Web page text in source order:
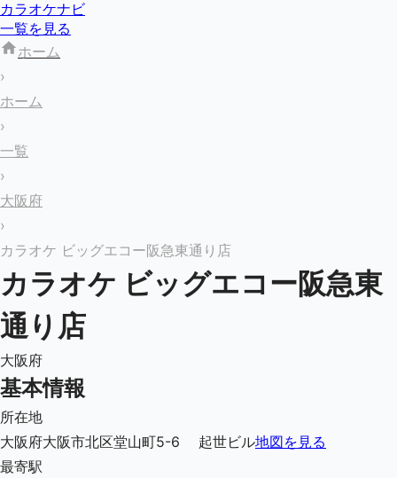
カラオケナビ
一覧を見る
ホーム
›
ホーム
›
一覧
›
大阪府
›
カラオケ ビッグエコー阪急東通り店
カラオケ ビッグエコー阪急東
通り店
大阪府
基本情報
所在地
大阪府大阪市北区堂山町5-6 起世ビル地図を見る
最寄駅